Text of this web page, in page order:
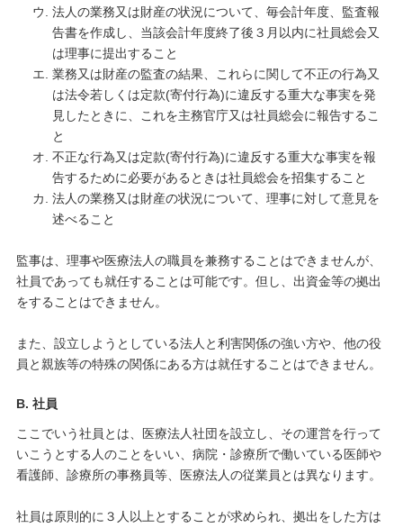
法人の業務又は財産の状況について、毎会計年度、監査報
告書を作成し、当該会計年度終了後３月以内に社員総会又
は理事に提出すること
業務又は財産の監査の結果、これらに関して不正の行為又
は法令若しくは定款(寄付行為)に違反する重大な事実を発
見したときに、これを主務官庁又は社員総会に報告するこ
と
不正な行為又は定款(寄付行為)に違反する重大な事実を報
告するために必要があるときは社員総会を招集すること
法人の業務又は財産の状況について、理事に対して意見を
述べること
監事は、理事や医療法人の職員を兼務することはできませんが、
社員であっても就任することは可能です。但し、出資金等の拠出
をすることはできません。
また、設立しようとしている法人と利害関係の強い方や、他の役
員と親族等の特殊の関係にある方は就任することはできません。
B. 社員
ここでいう社員とは、医療法人社団を設立し、その運営を行って
いこうとする人のことをいい、病院・診療所で働いている医師や
看護師、診療所の事務員等、医療法人の従業員とは異なります。
社員は原則的に３人以上とすることが求められ、拠出をした方は